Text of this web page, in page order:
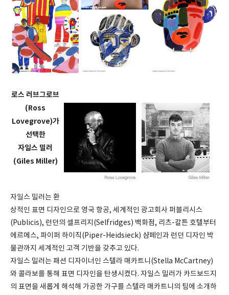
로스 러브그로브
(Ross
Lovegrove)가
선택한
자일스 밀러
(Giles Miller)
자일스 밀러는 환
상적인 표면 디자인으로 영국 항공, 세계적인 광고회사 퍼블리시스
(Publicis), 런던의 셀프리지(Selfridges) 백화점, 리츠-칼튼 호텔부터
에르메스, 파이퍼 하이직(Piper-Heidsieck) 샴페인과 런던 디자인 박
물관까지 세계적인 고객 기반을 갖추고 있다.
자일스 밀러는 패션 디자이너인 스텔라 매카트니(Stella McCartney)
와 콜라보를 통해 표면 디자인을 탄생시켰다. 자일스 밀러가 카드보드지
의 표면을 새롭게 해석해 가공한 가구를 스텔라 매카트니의 팀에 소개하